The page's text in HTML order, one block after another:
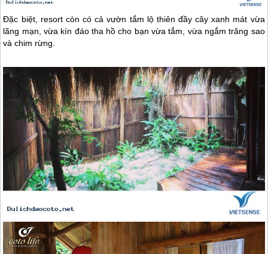
Đặc biệt, resort còn có cả vườn tắm lộ thiên đầy cây xanh mát vừa
lãng mạn, vừa kín đáo tha hồ cho bạn vừa tắm, vừa ngắm trăng sao
và chim rừng.